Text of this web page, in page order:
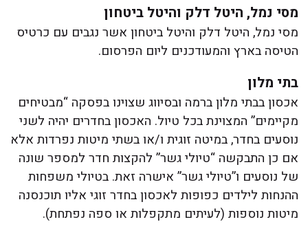
מסי נמל, היטל דלק והיטל ביטחון
מסי נמל, היטל דלק והיטל ביטחון אשר נגבים עם כרטיס
הטיסה בארץ והמעודכנים ליום הפרסום.
בתי מלון
אכסון בבתי מלון ברמה ובסיווג שצוינו בפסקה “מבטיחים
מקיימים” המצוינת בכל טיול. האכסון בחדרים יהיה לשני
נוסעים בחדר, במיטה זוגית ו/או בשתי מיטות נפרדות אלא
אם כן התבקשה “טיולי גשר” להקצות חדר למספר שונה
של נוסעים ו”טיולי גשר” אישרה זאת. בטיולי משפחות
ההנחות לילדים כפופות לאכסון בחדר זוגי אליו תוכנסנה
מיטות נוספות (לעיתים מתקפלות או ספה נפתחת).